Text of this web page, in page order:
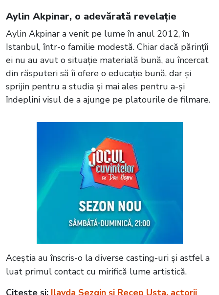
Aylin Akpinar, o adevărată revelație
Aylin Akpinar a venit pe lume în anul 2012, în
Istanbul, într-o familie modestă. Chiar dacă părințîi
ei nu au avut o situație materială bună, au încercat
din răsputeri să îi ofere o educație bună, dar și
sprijin pentru a studia și mai ales pentru a-și
îndeplini visul de a ajunge pe platourile de filmare.
Aceștia au înscris-o la diverse casting-uri și astfel a
luat primul contact cu mirifică lume artistică.
Citește și: Ilayda Sezgin și Recep Usta, actorii